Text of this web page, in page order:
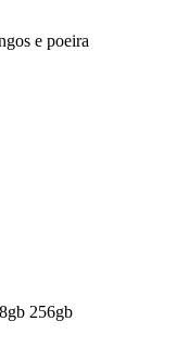
e poeira
256gb